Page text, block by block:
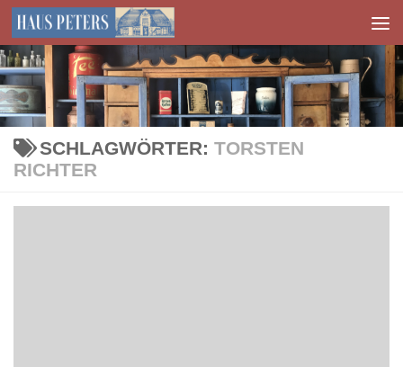
Zum Inhalt springen
SCHLAGWÖRTER: TORSTEN
RICHTER